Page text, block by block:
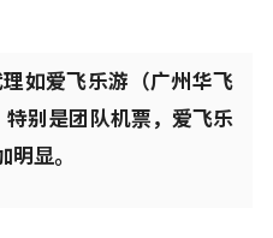
如爱飞乐游（广州华飞
别是团队机票，爱飞乐
显。